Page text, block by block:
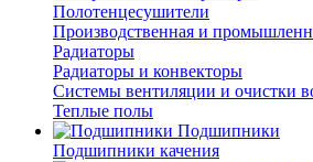
Полотенцесушители
Производственная и
Радиаторы
Радиаторы и конвекторы
Системы вентиляции и очистки
Теплые полы
Подшипники
Подшипники качения